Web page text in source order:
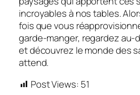
incroyables à nos tables.
fois que vous
garde-manger, regardez au-
et découvrez le monde des
attend.
Post Views: 51